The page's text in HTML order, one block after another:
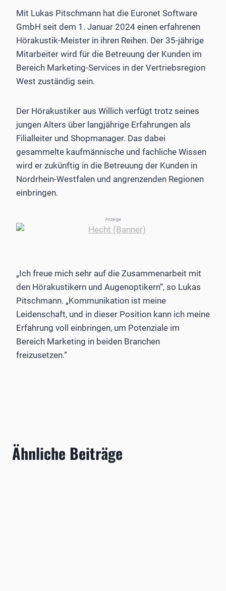
Mit Lukas Pitschmann hat die Euronet Software
GmbH seit dem 1. Januar 2024 einen erfahrenen
Hörakustik-Meister in ihren Reihen. Der 35-jährige
Mitarbeiter wird für die Betreuung der Kunden im
Bereich Marketing-Services in der Vertriebsregion
West zuständig sein.
Der Hörakustiker aus Willich verfügt trotz seines
jungen Alters über langjährige Erfahrungen als
Filialleiter und Shopmanager. Das dabei
gesammelte kaufmännische und fachliche Wissen
wird er zukünftig in die Betreuung der Kunden in
Nordrhein-Westfalen und angrenzenden Regionen
einbringen.
Anzeige
„Ich freue mich sehr auf die Zusammenarbeit mit
den Hörakustikern und Augenoptikern“, so Lukas
Pitschmann. „Kommunikation ist meine
Leidenschaft, und in dieser Position kann ich meine
Erfahrung voll einbringen, um Potenziale im
Bereich Marketing in beiden Branchen
freizusetzen.“
Ähnliche Beiträge